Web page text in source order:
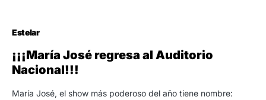
Estelar
¡¡¡María José regresa al Auditorio
Nacional!!!
María José, el show más poderoso del año tiene nombre: